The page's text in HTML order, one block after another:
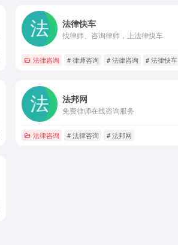
法律快车
找律师、咨询律师，上法律快车
法律咨询 # 律师咨询 # 法律咨询 # 法律快车
法邦网
免费律师在线咨询服务
法律咨询 # 法律咨询 # 法邦网